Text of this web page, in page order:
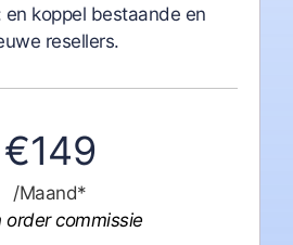
en koppel bestaande en
resellers.
€149
/Maand*
order commissie